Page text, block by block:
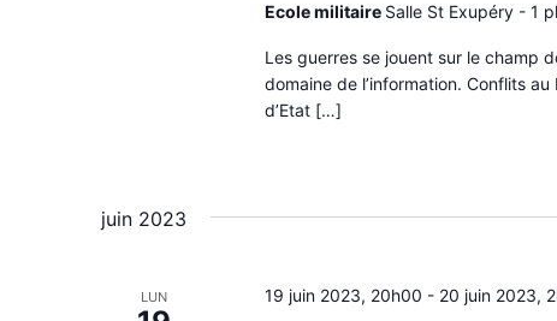
Ecole militaire Salle St Exupéry - 1
Les guerres se jouent sur le champ
domaine de l’information. Conflits
d’Etat […]
juin 2023
LUN 19 juin 2023, 20h00 - 20 juin 2023,